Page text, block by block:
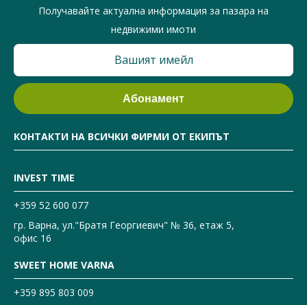
Получавайте актуална информация за пазара на
недвижими имоти
КОНТАКТИ НА ВСИЧКИ ФИРМИ ОТ ЕКИПЪТ
INVEST TIME
+359 52 600 077
гр. Варна, ул."Братя Георгиевич" № 36, етаж 5,
офис 16
SWEET HOME VARNA
+359 895 803 009